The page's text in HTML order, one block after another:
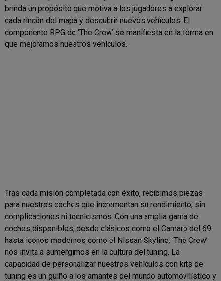
brinda un propósito que motiva a los jugadores a explorar
cada rincón del mapa y descubrir nuevos vehículos. El
componente RPG de ‘The Crew’ se manifiesta en la forma en
que mejoramos nuestros vehículos.
Tras cada misión completada con éxito, recibimos piezas
para nuestros coches que incrementan su rendimiento, sin
complicaciones ni tecnicismos. Con una amplia gama de
coches disponibles, desde clásicos como el Camaro del 69
hasta iconos modernos como el Nissan Skyline, ‘The Crew’
nos invita a sumergirnos en la cultura del tuning. La
capacidad de personalizar nuestros vehículos con kits de
tuning es un guiño a los amantes del mundo automovilístico y